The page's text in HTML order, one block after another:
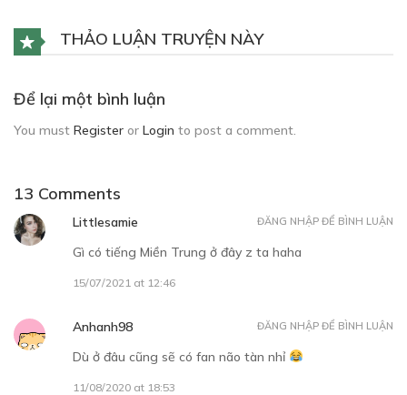
THẢO LUẬN TRUYỆN NÀY
Để lại một bình luận
You must Register or Login to post a comment.
13 Comments
Littlesamie
Gì có tiếng Miền Trung ở đây z ta haha
15/07/2021 at 12:46
ĐĂNG NHẬP ĐỂ BÌNH LUẬN
Anhanh98
Dù ở đâu cũng sẽ có fan não tàn nhỉ
11/08/2020 at 18:53
ĐĂNG NHẬP ĐỂ BÌNH LUẬN